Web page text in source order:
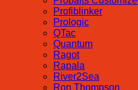
Profiblinker
Prologic
QTac
Quantum
Ragot
Rapala
River2Sea
Ron Thompson